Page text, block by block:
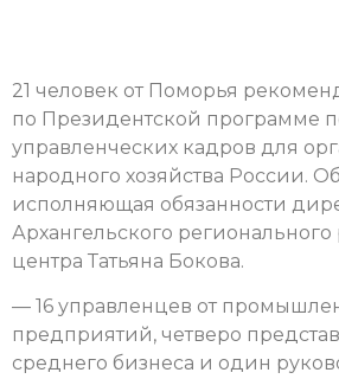
21 человек от Поморья
по Президентской программе
управленческих кадров для
народного хозяйства России.
исполняющая обязанности
Архангельского регионального
центра Татьяна Бокова.
— 16 управленцев от
предприятий, четверо
среднего бизнеса и один